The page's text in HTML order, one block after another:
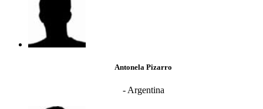
Antonela Pizarro
- Argentina